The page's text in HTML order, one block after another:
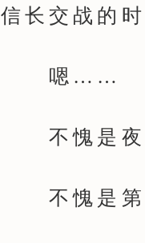
信长交战的
嗯……
不愧是夜
不愧是第